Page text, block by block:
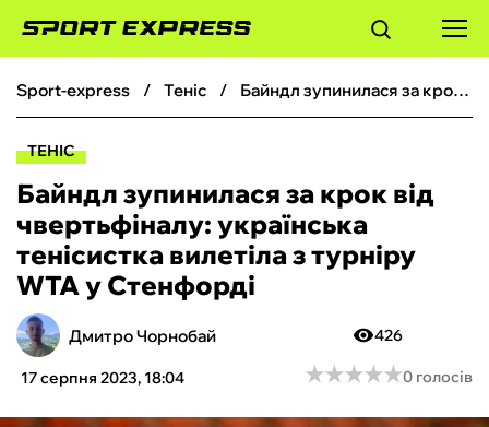
ФУТБОЛ
БОКС
ХОКЕЙ
ТЕНІС
КІБЕРСПОРТ
sport-express теніс Байндл зупинилася за крок від чвертьфіналу: українська тенісистка вилетіла з турніру WTA у Стенфорді
ТЕНІС
Байндл зупинилася за крок від
чвертьфіналу: українська
тенісистка вилетіла з турніру
WTA у Стенфорді
Дмитро Чорнобай
17 серпня 2023, 18:04
426
★★★★★
★★★★★0 голосів